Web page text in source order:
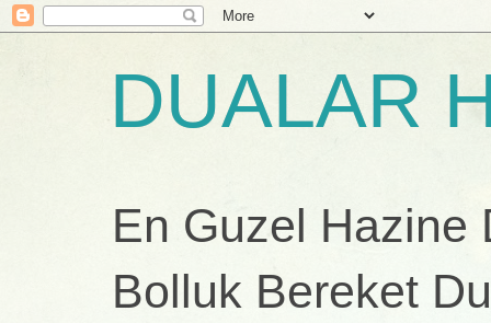
DUALAR
En Guzel Hazine
Bolluk Bereket